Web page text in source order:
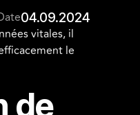
04.09.2024
vitales, il
le
de